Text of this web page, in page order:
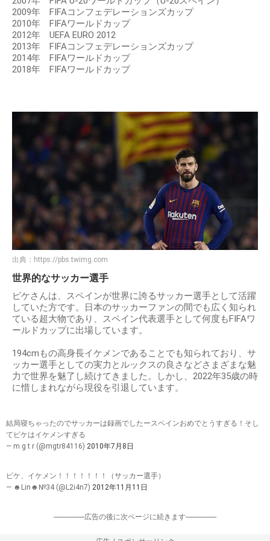
2009年 FIFAコンフェデレーションズカップ
2010年 FIFAワールドカップ
2012年 UEFA EURO 2012
2013年 FIFAコンフェデレーションズカップ
2014年 FIFAワールドカップ
2018年 FIFAワールドカップ
出典： https://pbs.twimg.com
世界的なサッカー選手
ピケさんは、スペインが世界に誇るサッカー選手として活躍
していた方です。日本のサッカーファンの間でも広く知られ
ている超大物であり、スペイン代表選手として何度もFIFAワ
ールドカップに出場しています。
194cmもの高身長イケメンであることでも知られており、サ
ッカー選手としての実力とルックスの良さなどさまざまな魅
力で世界を魅了し続けてきました。しかし、2022年35歳の時
に惜しまれながら現役を引退しています。
結局寝ちゃったのでサッカーは録画でしたースペインおめでとうすぎる！そし
てピケはイケメンすぎる
— m g t r (@mgtr84116) 2010年7月8日
ピケ、イケメン！！！！！！！（サッカー選手）
— ☻Lin☻№34 (@L2i4n7) 2012年11月11日
-----------------広告の後に次ページに続きます-----------------